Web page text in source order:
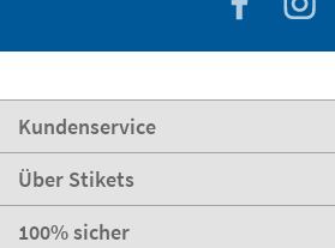
Kundenservice
Über Stikets
100% sicher